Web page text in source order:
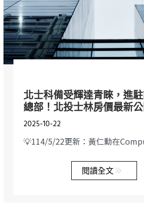
北士科備受輝達青睞，進
總部！北投士林房價最新公
2025-10-22
💡114/5/22更新：黃仁勳在
閱讀全文